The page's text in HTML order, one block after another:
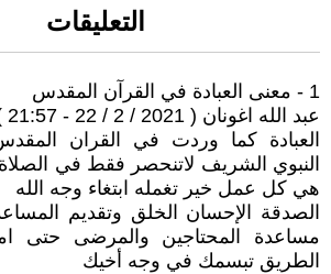
التعليقات
1 - معنى العبادة في القرآن المقدس
عبد الله اغونان ( 2021 / 2 / 22 - 21:57 )
العبادة كما وردت في القران
النبوي الشريف لاتنحصر فقط في
هي كل عمل خير تغمله ابتغاء وجه الله
الصدقة الإحسان الخلق وتقديم
مساعدة المحتاجين والمرضى حتى
الطريق تبسمك في وجه أخيك